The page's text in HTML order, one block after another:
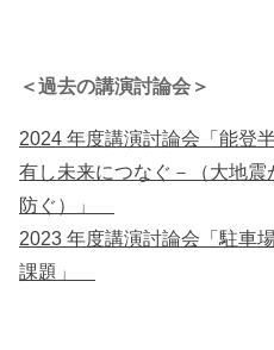
＜過去の講演討論会＞
2024 年度講演討論会「能登
有し未来につなぐ－（大地
防ぐ）」
2023 年度講演討論会「駐車
課題」